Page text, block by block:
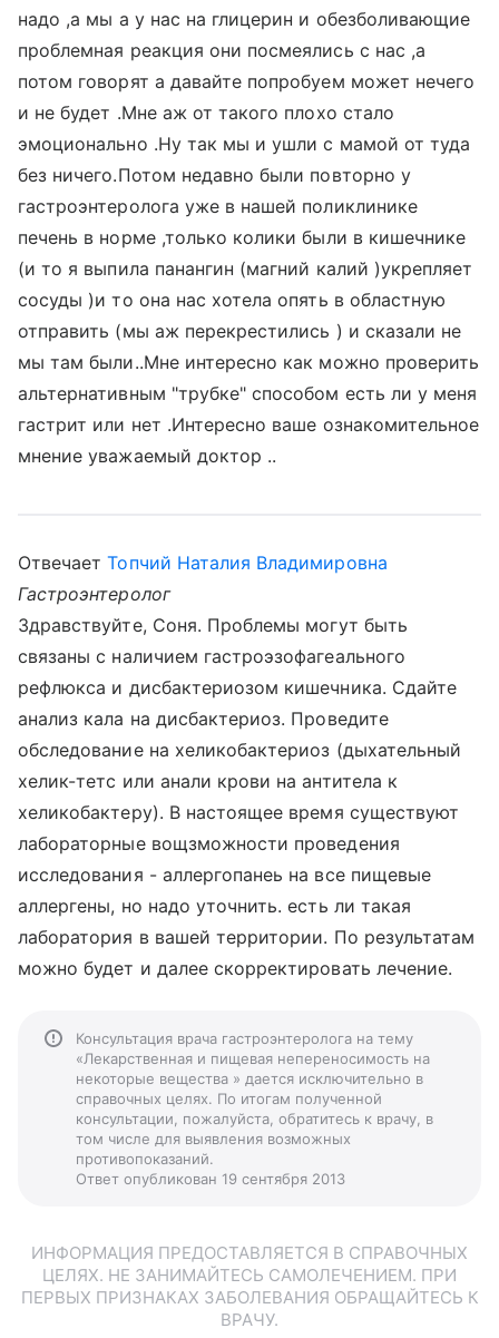
надо ,а мы а у нас на глицерин и обезболивающие
проблемная реакция они посмеялись с нас ,а
потом говорят а давайте попробуем может нечего
и не будет .Мне аж от такого плохо стало
эмоционально .Ну так мы и ушли с мамой от туда
без ничего.Потом недавно были повторно у
гастроэнтеролога уже в нашей поликлинике
печень в норме ,только колики были в кишечнике
(и то я выпила панангин (магний калий )укрепляет
сосуды )и то она нас хотела опять в областную
отправить (мы аж перекрестились ) и сказали не
мы там были..Мне интересно как можно проверить
альтернативным "трубке" способом есть ли у меня
гастрит или нет .Интересно ваше ознакомительное
мнение уважаемый доктор ..
ОтвечаетТопчий Наталия Владимировна
Гастроэнтеролог
Здравствуйте, Соня. Проблемы могут быть
связаны с наличием гастроэзофагеального
рефлюкса и дисбактериозом кишечника. Сдайте
анализ кала на дисбактериоз. Проведите
обследование на хеликобактериоз (дыхательный
хелик-тетс или анали крови на антитела к
хеликобактеру). В настоящее время существуют
лабораторные вощзможности проведения
исследования - аллергопанеь на все пищевые
аллергены, но надо уточнить. есть ли такая
лаборатория в вашей территории. По результатам
можно будет и далее скорректировать лечение.
Консультация врача гастроэнтеролога на тему
«Лекарственная и пищевая непереносимость на
некоторые вещества » дается исключительно в
справочных целях. По итогам полученной
консультации, пожалуйста, обратитесь к врачу, в
том числе для выявления возможных
противопоказаний.
Ответ опубликован 19 сентября 2013
ИНФОРМАЦИЯ ПРЕДОСТАВЛЯЕТСЯ В СПРАВОЧНЫХ
ЦЕЛЯХ. НЕ ЗАНИМАЙТЕСЬ САМОЛЕЧЕНИЕМ. ПРИ
ПЕРВЫХ ПРИЗНАКАХ ЗАБОЛЕВАНИЯ ОБРАЩАЙТЕСЬ К
ВРАЧУ.